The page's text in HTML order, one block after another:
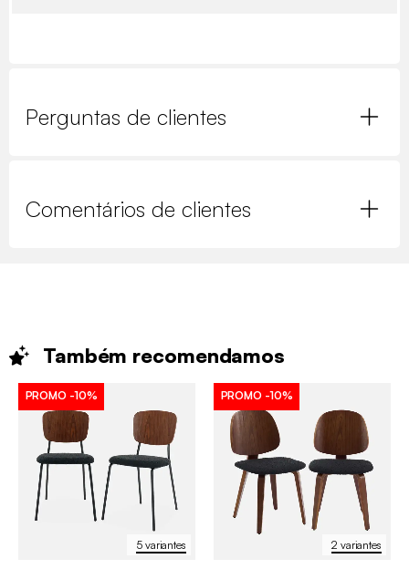
Perguntas de clientes
Comentários de clientes
Também recomendamos
5 variantes
PROMO -10%
2 variantes
PROMO -10%